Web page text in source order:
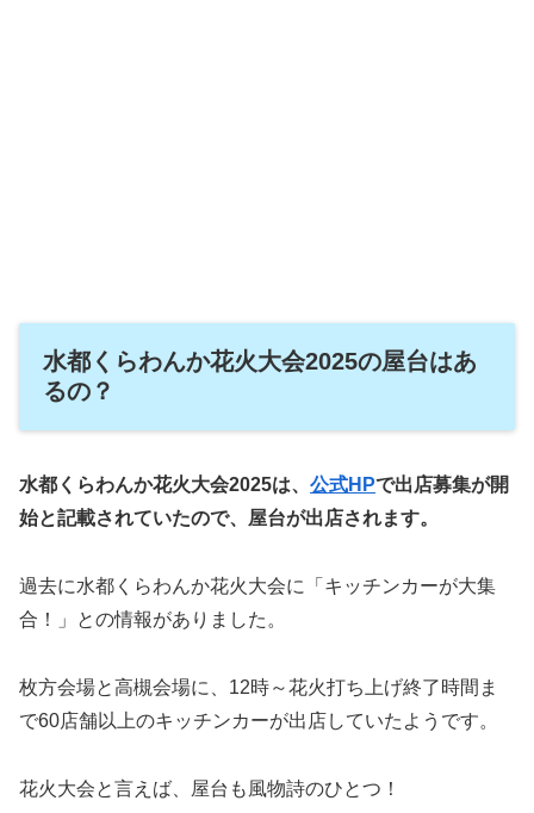
水都くらわんか花火大会2025の屋台はあ
るの？
水都くらわんか花火大会2025は、 公式HPで出店募集が開
始と記載されていたので、屋台が出店されます。
過去に水都くらわんか花火大会に「キッチンカーが大集
合！」との情報がありました。
枚方会場と高槻会場に、12時～花火打ち上げ終了時間ま
で60店舗以上のキッチンカーが出店していたようです。
花火大会と言えば、屋台も風物詩のひとつ！